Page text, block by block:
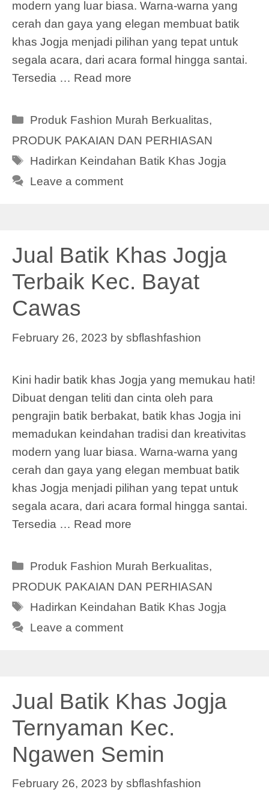
modern yang luar biasa. Warna-warna yang
cerah dan gaya yang elegan membuat batik
khas Jogja menjadi pilihan yang tepat untuk
segala acara, dari acara formal hingga santai.
Tersedia … Read more
Categories
Produk Fashion Murah Berkualitas,
PRODUK PAKAIAN DAN PERHIASAN
Tags
Hadirkan Keindahan Batik Khas Jogja
Leave a comment
Jual Batik Khas Jogja
Terbaik Kec. Bayat
Cawas
February 26, 2023 by sbflashfashion
Kini hadir batik khas Jogja yang memukau hati!
Dibuat dengan teliti dan cinta oleh para
pengrajin batik berbakat, batik khas Jogja ini
memadukan keindahan tradisi dan kreativitas
modern yang luar biasa. Warna-warna yang
cerah dan gaya yang elegan membuat batik
khas Jogja menjadi pilihan yang tepat untuk
segala acara, dari acara formal hingga santai.
Tersedia … Read more
Categories
Produk Fashion Murah Berkualitas,
PRODUK PAKAIAN DAN PERHIASAN
Tags
Hadirkan Keindahan Batik Khas Jogja
Leave a comment
Jual Batik Khas Jogja
Ternyaman Kec.
Ngawen Semin
February 26, 2023 by sbflashfashion